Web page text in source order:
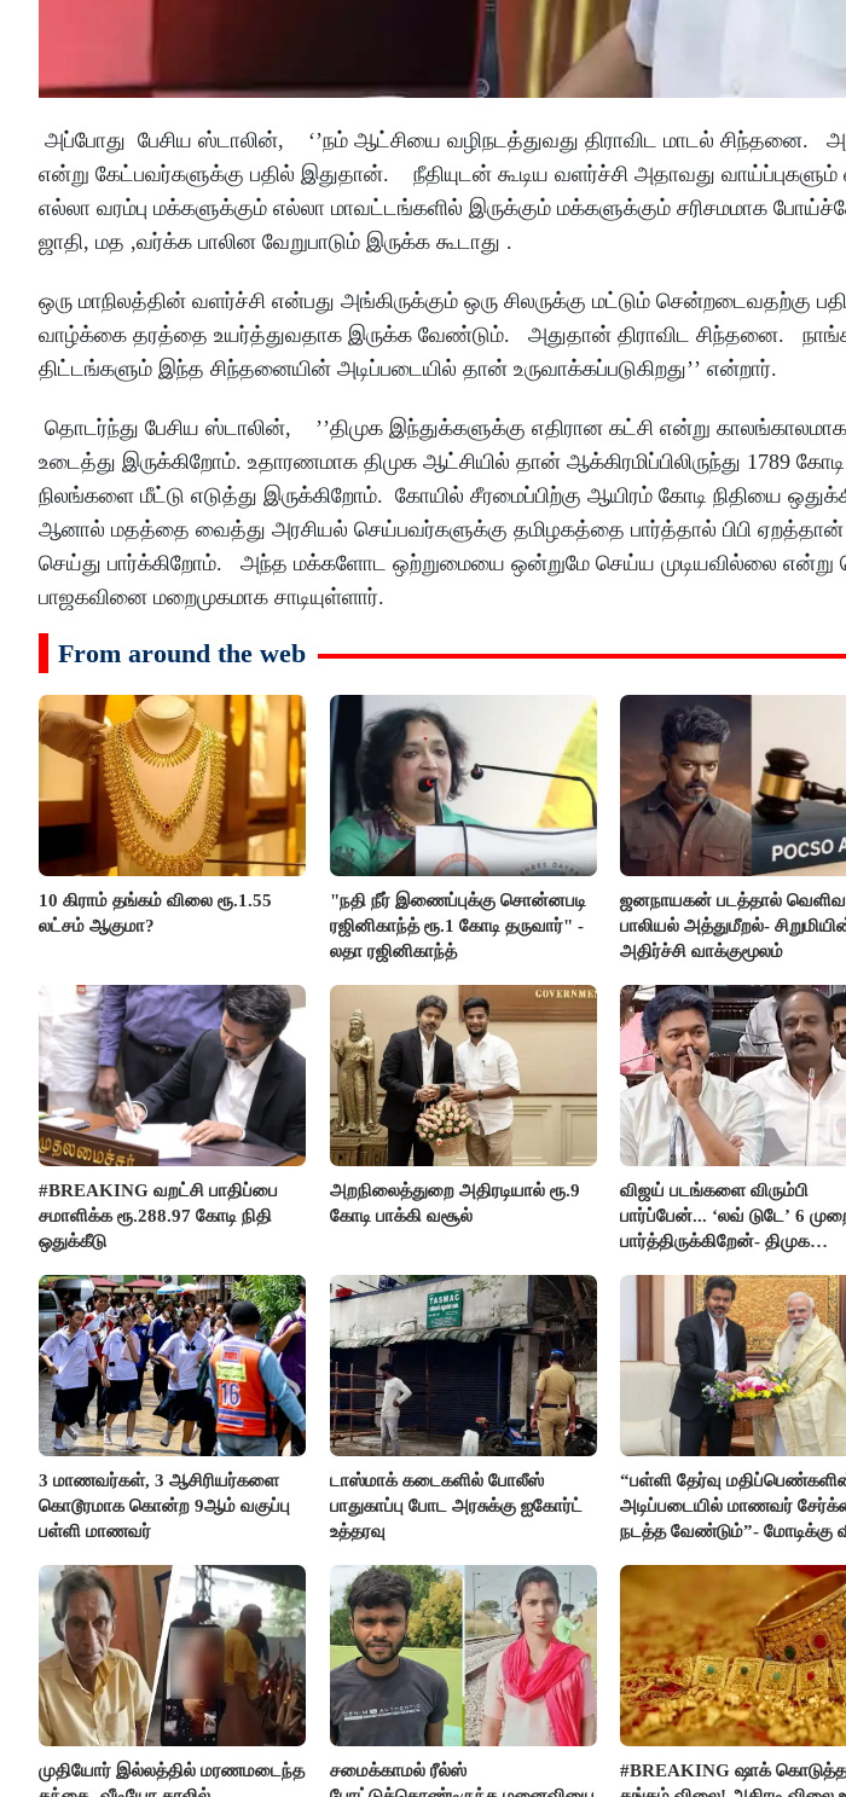
அப்போது பேசிய ஸ்டாலின், ‘’நம் ஆட்சியை வழிநடத்துவது திராவிட மாடல் சிந்தனை.
என்று கேட்பவர்களுக்கு பதில் இதுதான். நீதியுடன் கூடிய வளர்ச்சி அதாவது
எல்லா வரம்பு மக்களுக்கும் எல்லா மாவட்டங்களில் இருக்கும் மக்களுக்கும் சரிசமமாக
ஜாதி, மத ,வர்க்க பாலின வேறுபாடும் இருக்க கூடாது .
ஒரு மாநிலத்தின் வளர்ச்சி என்பது அங்கிருக்கும் ஒரு சிலருக்கு மட்டும் சென்றடைவதற்கு
வாழ்க்கை தரத்தை உயர்த்துவதாக இருக்க வேண்டும். அதுதான் திராவிட சிந்தனை.
திட்டங்களும் இந்த சிந்தனையின் அடிப்படையில் தான் உருவாக்கப்படுகிறது’’ என்றார்.
தொடர்ந்து பேசிய ஸ்டாலின், ’’திமுக இந்துக்களுக்கு எதிரான கட்சி என்று
உடைத்து இருக்கிறோம். உதாரணமாக திமுக ஆட்சியில் தான் ஆக்கிரமிப்பிலிருந்து 1789
நிலங்களை மீட்டு எடுத்து இருக்கிறோம். கோயில் சீரமைப்பிற்கு ஆயிரம் கோடி நிதியை
ஆனால் மதத்தை வைத்து அரசியல் செய்பவர்களுக்கு தமிழகத்தை பார்த்தால் பிபி
செய்து பார்க்கிறோம். அந்த மக்களோட ஒற்றுமையை ஒன்றுமே செய்ய முடியவில்லை என்று
பாஜகவினை மறைமுகமாக சாடியுள்ளார்.
From around the web
10 கிராம் தங்கம் விலை ரூ.1.55
லட்சம் ஆகுமா?
"நதி நீர் இணைப்புக்கு சொன்னபடி
ரஜினிகாந்த் ரூ.1 கோடி தருவார்" -
லதா ரஜினிகாந்த்
ஜனநாயகன் படத்தால்
பாலியல் அத்துமீறல்-
அதிர்ச்சி வாக்குமூலம்
#BREAKING வறட்சி பாதிப்பை
சமாளிக்க ரூ.288.97 கோடி நிதி
ஒதுக்கீடு
அறநிலைத்துறை அதிரடியால் ரூ.9
கோடி பாக்கி வசூல்
விஜய் படங்களை விரும்பி
பார்ப்பேன்... ‘லவ் டுடே’ 6
பார்த்திருக்கிறேன்- திமுக
3 மாணவர்கள், 3 ஆசிரியர்களை
கொடூரமாக கொன்ற 9ஆம் வகுப்பு
பள்ளி மாணவர்
டாஸ்மாக் கடைகளில் போலீஸ்
பாதுகாப்பு போட அரசுக்கு ஐகோர்ட்
உத்தரவு
“பள்ளி தேர்வு
அடிப்படையில் மாணவர்
நடத்த வேண்டும்”- மோடிக்கு
முதியோர் இல்லத்தில் மரணமடைந்த
சமைக்காமல் ரீல்ஸ்
#BREAKING ஷாக்